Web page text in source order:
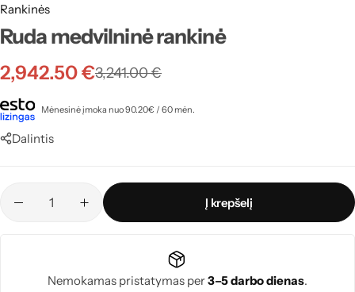
Rankinės
Ruda medvilninė rankinė
3,241.00€
2,942.50€
Mėnesinė įmoka nuo 90.20€ / 60 mėn.
Dalintis
Į krepšelį
Nemokamas pristatymas per3–5 darbo dienas.